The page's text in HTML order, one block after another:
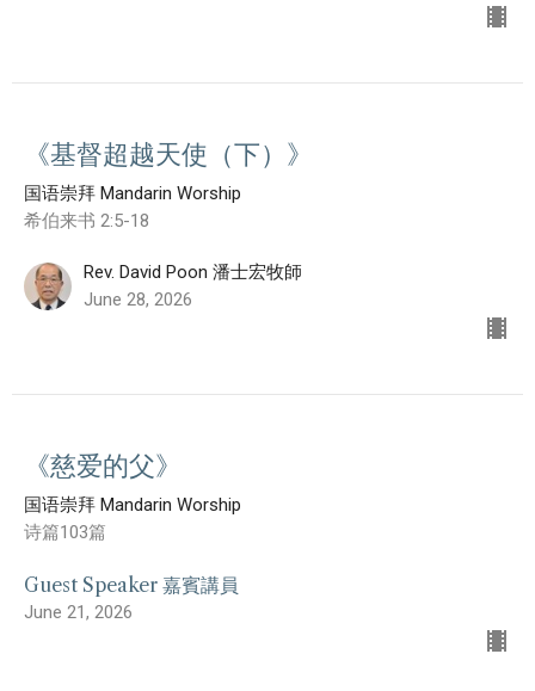
《基督超越天使（下）》
国语崇拜 Mandarin Worship
希伯来书 2:5-18
Rev. David Poon 潘士宏牧師
June 28, 2026
《慈爱的父》
国语崇拜 Mandarin Worship
诗篇103篇
Guest Speaker 嘉賓講員
June 21, 2026